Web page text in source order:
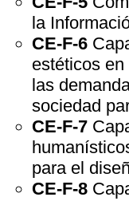
la
CE-F-6
estéticos
las
sociedad
CE-F-7
para el
CE-F-8